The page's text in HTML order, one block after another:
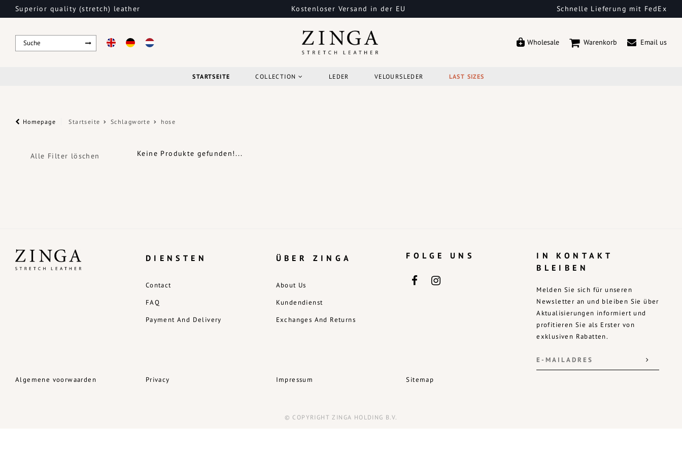
Superior quality (stretch) leather Kostenloser Versand in der EU Schnelle Lieferung mit FedEx
Wholesale Warenkorb Email us
STARTSEITE COLLECTION LEDER VELOURSLEDER LAST SIZES
Homepage Startseite Schlagworte hose
Alle Filter löschen Keine Produkte gefunden!...
Algemene voorwaarden
DIENSTEN
Contact
FAQ
Payment And Delivery
Privacy
ÜBER ZINGA
About Us
Kundendienst
Exchanges And Returns
Impressum
FOLGE UNS
Sitemap
IN KONTAKT
BLEIBEN
Melden Sie sich für unseren
Newsletter an und bleiben Sie über
Aktualisierungen informiert und
profitieren Sie als Erster von
exklusiven Rabatten.
© COPYRIGHT ZINGA HOLDING B.V.